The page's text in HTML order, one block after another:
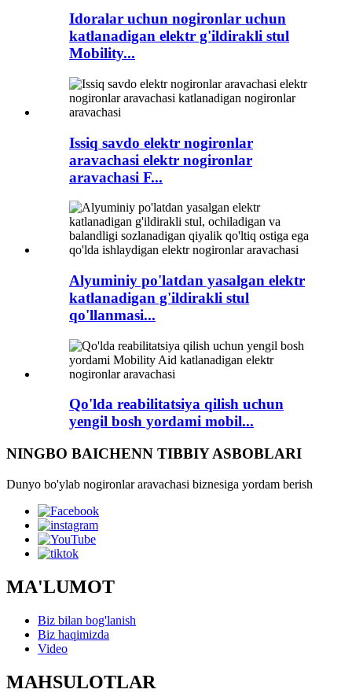
Idoralar uchun nogironlar uchun
katlanadigan elektr g'ildirakli stul
Mobility...
Issiq savdo elektr nogironlar
aravachasi elektr nogironlar
aravachasi F...
Alyuminiy po'latdan yasalgan elektr
katlanadigan g'ildirakli stul
qo'llanmasi...
Qo'lda reabilitatsiya qilish uchun
yengil bosh yordami mobil...
NINGBO BAICHENN TIBBIY ASBOBLARI
Dunyo bo'ylab nogironlar aravachasi biznesiga yordam berish
MA'LUMOT
Biz bilan bog'lanish
Biz haqimizda
Video
MAHSULOTLAR